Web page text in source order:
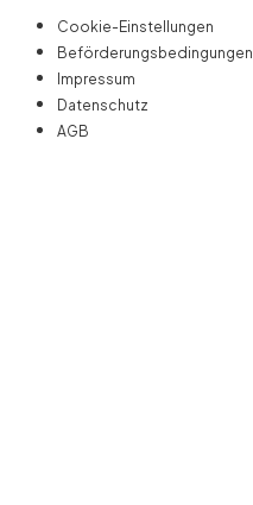
Cookie-Einstellungen
Beförderungsbedingungen
Impressum
Datenschutz
AGB